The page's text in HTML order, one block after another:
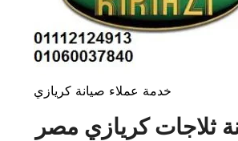
خدمة عملاء صيانة كريازي
ثلاجات كريازي مصر